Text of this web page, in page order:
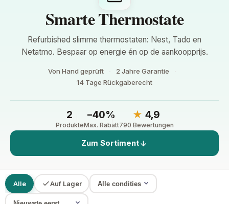
Smarte Thermostate
Refurbished slimme thermostaten: Nest, Tado en
Netatmo. Bespaar op energie én op de aankoopprijs.
Von Hand geprüft
2 Jahre Garantie
14 Tage Rückgaberecht
2
Produkte
−40%
Max. Rabatt
★ 4,9
790 Bewertungen
Zum Sortiment
Alle Auf Lager